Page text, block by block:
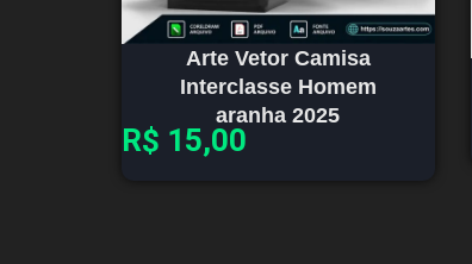
Arte Vetor Camisa
Interclasse Homem
aranha 2025
R$ 15,00